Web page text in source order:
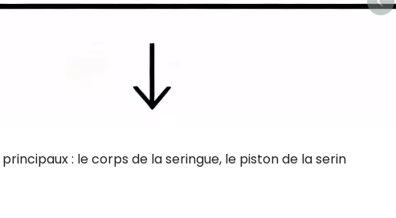
: le corps de la seringue, le piston de la serin